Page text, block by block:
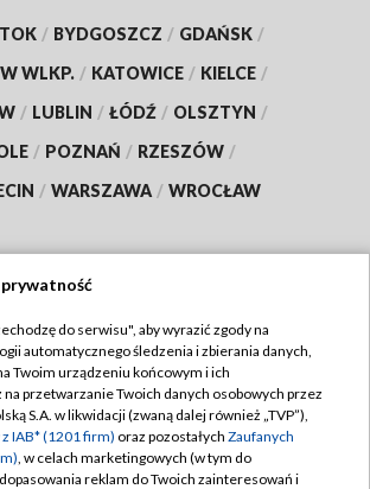
/ BYDGOSZCZ / GDAŃSK /
WLKP. / KATOWICE / KIELCE /
/ LUBLIN / ŁÓDŹ / OLSZTYN /
/ POZNAŃ / RZESZÓW /
/ WARSZAWA / WROCŁAW
TVP
TVP
Regulamin TVP
Polityka prywatności
Moje zgody
do serwisu", aby wyrazić zgody na
automatycznego śledzenia i zbierania danych,
Twoim urządzeniu końcowym i ich
przetwarzanie Twoich danych osobowych przez
S.A. w likwidacji (zwaną dalej również „TVP”),
IAB* (1201 firm) oraz pozostałych Zaufanych
, w celach marketingowych (w tym do
reklam do Twoich zainteresowań i